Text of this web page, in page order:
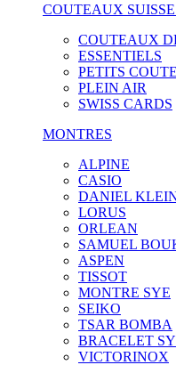
COUTEAUX
COUTEAUX
ESSENTIELS
PETITS
PLEIN AIR
SWISS CARDS
MONTRES
ALPINE
CASIO
DANIEL
LORUS
ORLEAN
SAMUEL
ASPEN
TISSOT
MONTRE SYE
SEIKO
TSAR BOMBA
BRACELET
VICTORINOX